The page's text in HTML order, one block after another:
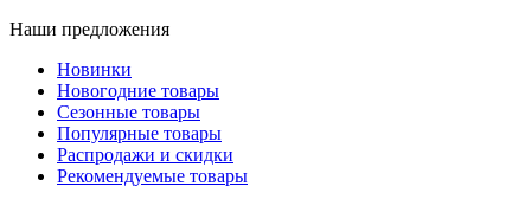
Наши предложения
Новинки
Новогодние товары
Сезонные товары
Популярные товары
Распродажи и скидки
Рекомендуемые товары